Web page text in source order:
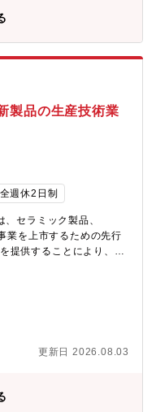
せるのではなく、0からも
由な発想で幅広い業務に
にわたることに加え、技
産まで一貫して行ってい
みであり、自身で設計
ます。【採用背景】開
めの採用となります。
製品の生産技術業
週休2日制
、セラミック製品、
業を上市するための先行
提供することにより、新
部では工法開発から設備
技術業務を広く担ってい
術業務を広く担っていま
ンならびに量産移行ライ
組立、検証）広く担当い
産ライン立ち上げを担当
気、システム不具合改修
更新日 2026.08.03